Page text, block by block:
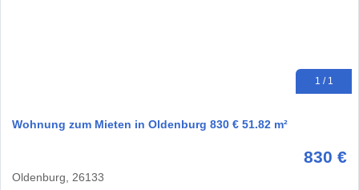
1 / 1
Wohnung zum Mieten in Oldenburg 830 € 51.82 m²
830 €
Oldenburg, 26133